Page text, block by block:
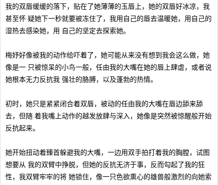
我的双唇缓缓的落下，贴在了她薄薄的玉唇上，她的双唇好冰凉，我
甚至怀 疑她下一秒就要被冻住了，我用自己的唇去温暖她，用自己的
湿热去感染她，用 自己的坚定去探索她。
梅妤好像被我的动作给吓着了，她可能从来没有想到我会这么做，她
像是一 只被惊呆的小鸟一般，任由我的大嘴在她的唇上肆虐，或者说
她根本无力反抗我 强壮的胳膊，以及蓬勃的热情。
初时，她只是紧紧闭合着双唇，被动的任由我的大嘴在唇边舔来舔
去，但随 着我嘴上动作的越发放肆与深入，她像是突然被惊醒般开始
反抗起来。
她开始扭动着臻首躲避我的大嘴，一边用双手拍打着我的胸膛，试图
想要从 我的双臂中挣脱，但她的反抗无济于事，反而勾起了我的狂
性，我双臂牢牢的将 她锁住，像一只色欲熏心的雄兽般激烈的向她索